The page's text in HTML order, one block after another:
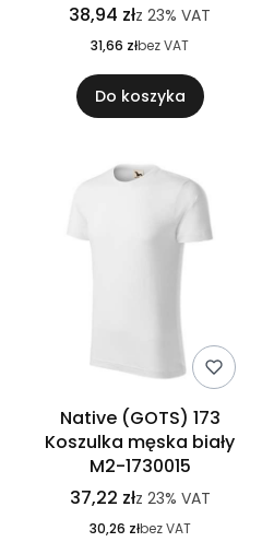
38,94 złz 23% VAT
31,66 złbez VAT
Do koszyka
Native (GOTS) 173
Koszulka męska biały
M2-1730015
37,22 złz 23% VAT
30,26 złbez VAT